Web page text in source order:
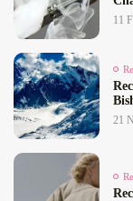
11
21